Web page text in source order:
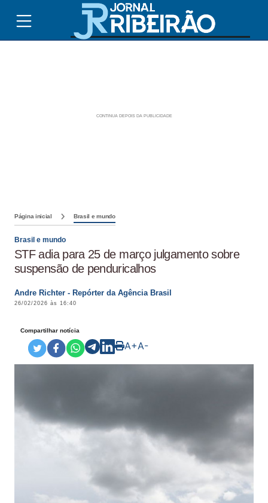
Página inicial Brasil e mundo
Brasil e mundo
STF adia para 25 de março julgamento sobre
suspensão de penduricalhos
Andre Richter - Repórter da Agência Brasil
26/02/2026 às 16:40
Compartilhar notícia
A+A-